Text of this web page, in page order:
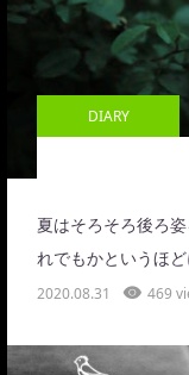
DIARY
夏はそろそろ後ろ
れでもかというほ
2020.08.31 469